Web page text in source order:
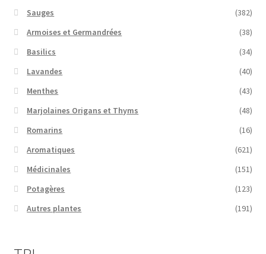
Sauges
(382)
Armoises et Germandrées
(38)
Basilics
(34)
Lavandes
(40)
Menthes
(43)
Marjolaines Origans et Thyms
(48)
Romarins
(16)
Aromatiques
(621)
Médicinales
(151)
Potagères
(123)
Autres plantes
(191)